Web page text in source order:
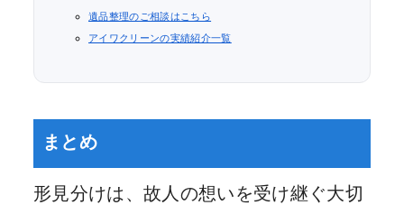
遺品整理のご相談はこちら
アイワクリーンの実績紹介一覧
まとめ
形見分けは、故人の想いを受け継ぐ大切